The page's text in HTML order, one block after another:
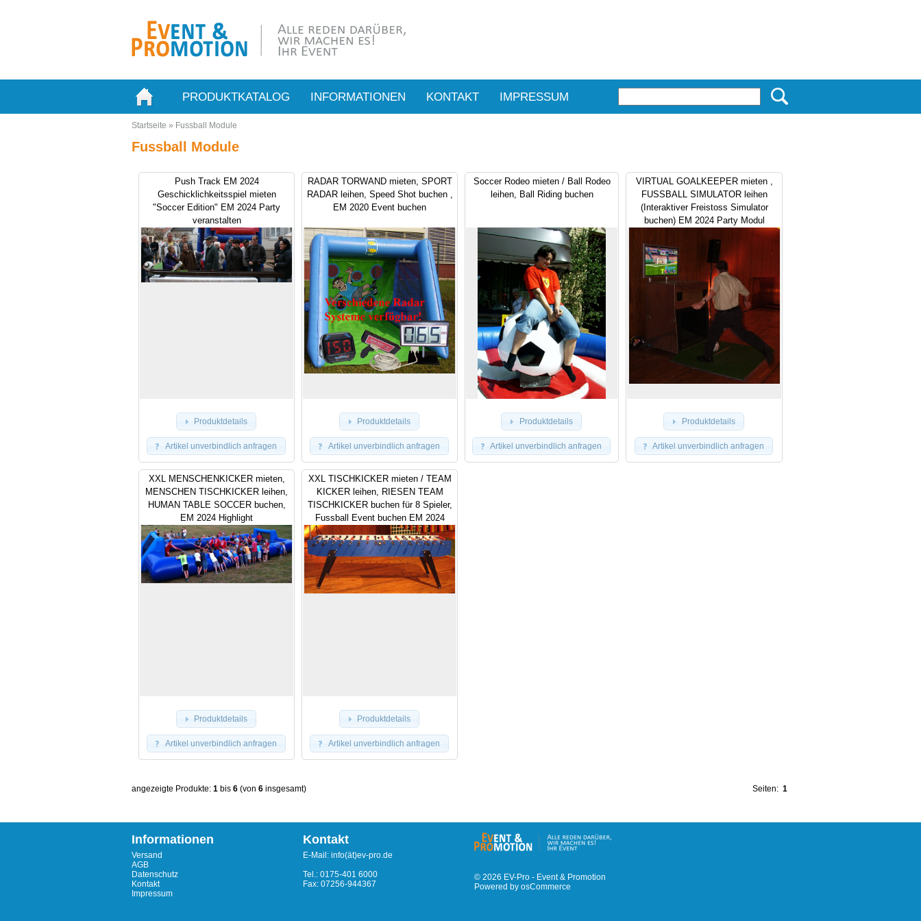
PRODUKTKATALOG INFORMATIONEN KONTAKT IMPRESSUM
Startseite » Fussball Module
Fussball Module
Push Track EM 2024
Geschicklichkeitsspiel mieten
"Soccer Edition" EM 2024 Party
veranstalten
Produktdetails
Artikel unverbindlich anfragen
RADAR TORWAND mieten, SPORT
RADAR leihen, Speed Shot buchen ,
EM 2020 Event buchen
Produktdetails
Artikel unverbindlich anfragen
Soccer Rodeo mieten / Ball Rodeo
leihen, Ball Riding buchen
Produktdetails
Artikel unverbindlich anfragen
VIRTUAL GOALKEEPER mieten ,
FUSSBALL SIMULATOR leihen
(Interaktiver Freistoss Simulator
buchen) EM 2024 Party Modul
Produktdetails
Artikel unverbindlich anfragen
XXL MENSCHENKICKER mieten,
MENSCHEN TISCHKICKER leihen,
HUMAN TABLE SOCCER buchen,
EM 2024 Highlight
Produktdetails
Artikel unverbindlich anfragen
XXL TISCHKICKER mieten / TEAM
KICKER leihen, RIESEN TEAM
TISCHKICKER buchen für 8 Spieler,
Fussball Event buchen EM 2024
Produktdetails
Artikel unverbindlich anfragen
Seiten: 1
angezeigte Produkte: 1 bis 6 (von 6 insgesamt)
Informationen
Versand
AGB
Datenschutz
Kontakt
Impressum
Kontakt
E-Mail: info(ät)ev-pro.de
Tel.: 0175-401 6000
Fax: 07256-944367
© 2026 EV-Pro - Event & Promotion
Powered by osCommerce